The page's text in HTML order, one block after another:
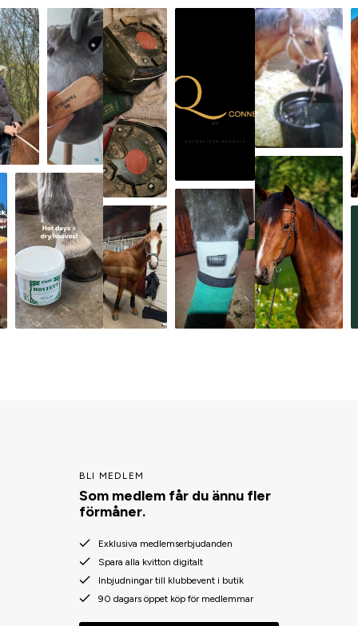
BLI MEDLEM
Som medlem får du ännu fler
förmåner.
Exklusiva medlemserbjudanden
Spara alla kvitton digitalt
Inbjudningar till klubbevent i butik
90 dagars öppet köp för medlemmar